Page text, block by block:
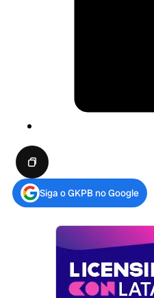
Siga o GKPB no Google